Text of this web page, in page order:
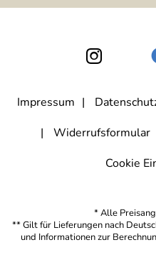
den Link "Abmelden" am
Datenschutzerklärung
habe
Impressum
Widerrufsformular
Cookie
* Alle
** Gilt für Lieferungen nach
und Informationen zur